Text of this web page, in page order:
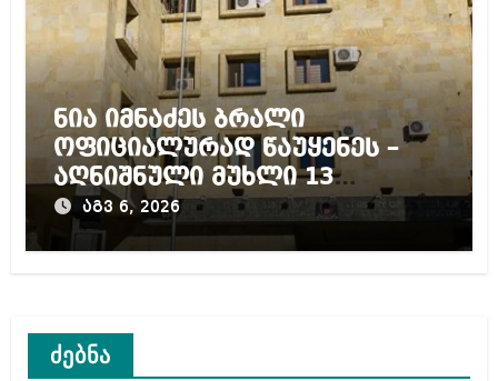
ნია იმნაძეს ბრალი
ოფიციალურად წაუყენეს –
აღნიშნული მუხლი 13
წლამდე პატიმრობას
ითვალისწინებს
აგვ 6, 2026
ძებნა